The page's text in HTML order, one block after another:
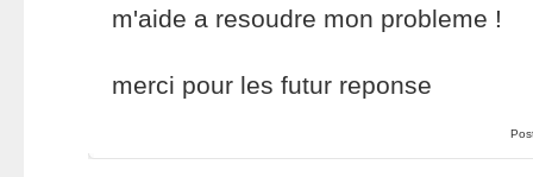
m'aide a resoudre mon probleme !
merci pour les futur reponse